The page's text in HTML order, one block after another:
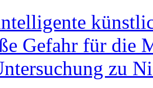
Gefahr für die
zu